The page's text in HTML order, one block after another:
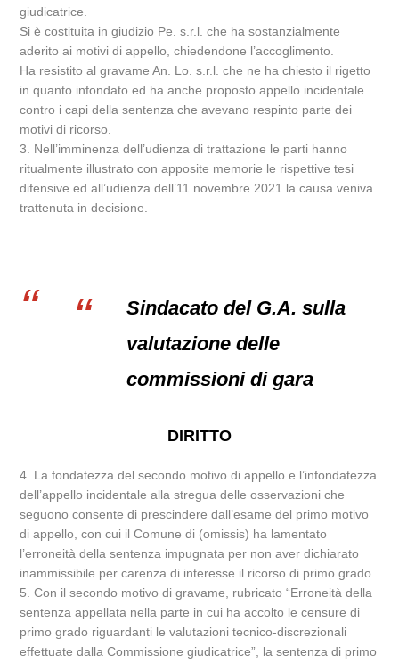
giudicatrice.
Si è costituita in giudizio Pe. s.r.l. che ha sostanzialmente
aderito ai motivi di appello, chiedendone l’accoglimento.
Ha resistito al gravame An. Lo. s.r.l. che ne ha chiesto il rigetto
in quanto infondato ed ha anche proposto appello incidentale
contro i capi della sentenza che avevano respinto parte dei
motivi di ricorso.
3. Nell’imminenza dell’udienza di trattazione le parti hanno
ritualmente illustrato con apposite memorie le rispettive tesi
difensive ed all’udienza dell’11 novembre 2021 la causa veniva
trattenuta in decisione.
Sindacato del G.A. sulla
valutazione delle
commissioni di gara
DIRITTO
4. La fondatezza del secondo motivo di appello e l’infondatezza
dell’appello incidentale alla stregua delle osservazioni che
seguono consente di prescindere dall’esame del primo motivo
di appello, con cui il Comune di (omissis) ha lamentato
l’erroneità della sentenza impugnata per non aver dichiarato
inammissibile per carenza di interesse il ricorso di primo grado.
5. Con il secondo motivo di gravame, rubricato “Erroneità della
sentenza appellata nella parte in cui ha accolto le censure di
primo grado riguardanti le valutazioni tecnico-discrezionali
effettuate dalla Commissione giudicatrice”, la sentenza di primo